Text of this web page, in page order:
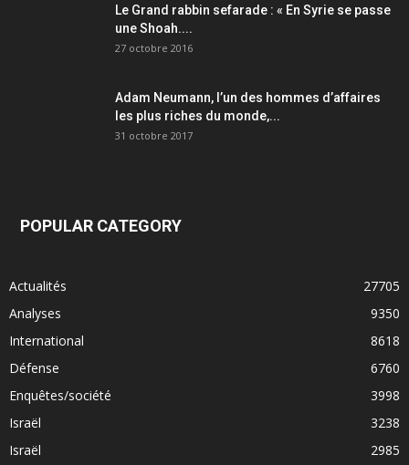
Le Grand rabbin sefarade : « En Syrie se passe
une Shoah....
27 octobre 2016
Adam Neumann, l’un des hommes d’affaires
les plus riches du monde,...
31 octobre 2017
POPULAR CATEGORY
Actualités
27705
Analyses
9350
International
8618
Défense
6760
Enquêtes/société
3998
Israël
3238
Israël
2985